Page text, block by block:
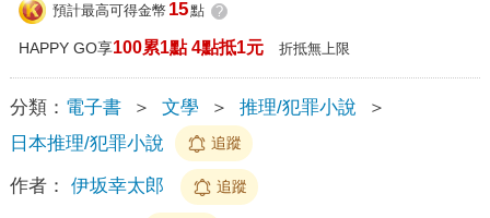
預計最高可得金幣 15點 ?
HAPPY GO享100累1點 4點抵1元 折抵無上限
分類： 電子書 ＞ 文學 ＞ 推理/犯罪小說
＞
日本推理/犯罪小說
追蹤
作者： 伊坂幸太郎 追蹤